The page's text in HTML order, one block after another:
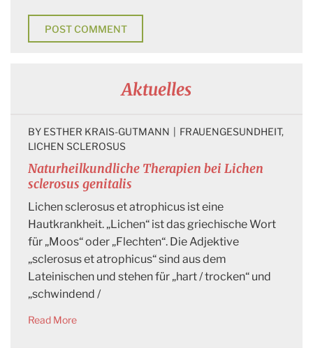
Aktuelles
Naturheilkundliche Therapien bei Lichen
sclerosus genitalis
BY ESTHER KRAIS-GUTMANN FRAUENGESUNDHEIT
LICHEN SCLEROSUS
Lichen sclerosus et atrophicus ist eine
Hautkrankheit. „Lichen“ ist das griechische Wort
für „Moos“ oder „Flechten“. Die Adjektive
„sclerosus et atrophicus“ sind aus dem
Lateinischen und stehen für „hart / trocken“ und
„schwindend /
Read More